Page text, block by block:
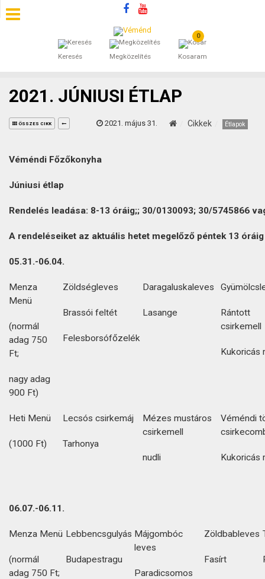
Keresés Megközelítés
0
Kosaram
SZÁLLÁSOK
ÁLTALÁNOS SZERZŐDÉSI FELTÉTELEK
KAPCSOLAT
2021. JÚNIUSI ÉTLAP
ÖSSZES CIKK 2021. május 31. Cikkek Étlapok
Véméndi Főzőkonyha
Júniusi étlap
Rendelés leadása: 8-13 óráig;; 30/0130093; 30/5745866
A rendeléseiket az aktuális hetet megelőző péntek 13
05.31.-06.04.
Menza
Menü
(normál
adag 750
Ft;
nagy adag
900 Ft)
Zöldségleves
Brassói feltét
Felesborsófőzelék
Daragaluskaleves
Lasange
Rántott
csirkemell
Kukoricás
Heti Menü
(1000 Ft)
Lecsós csirkemáj
Tarhonya
Mézes mustáros
csirkemell
nudli
Véméndi
Kukoricás
06.07.-06.11.
Menza Menü
(normál
adag 750 Ft;
Lebbencsgulyás
Budapestragu
Májgombóc
leves
Paradicsomos
Zöldbableves
Fasírt